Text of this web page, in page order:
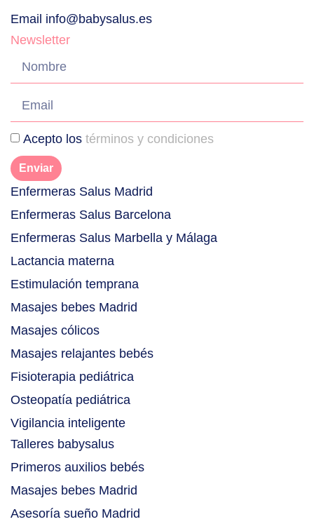
Email info@babysalus.es
Newsletter
Acepto los términos y condiciones
Enviar
Enfermeras Salus Madrid
Enfermeras Salus Barcelona
Enfermeras Salus Marbella y Málaga
Lactancia materna
Estimulación temprana
Masajes bebes Madrid
Masajes cólicos
Masajes relajantes bebés
Fisioterapia pediátrica
Osteopatía pediátrica
Vigilancia inteligente
Talleres babysalus
Primeros auxilios bebés
Masajes bebes Madrid
Asesoría sueño Madrid